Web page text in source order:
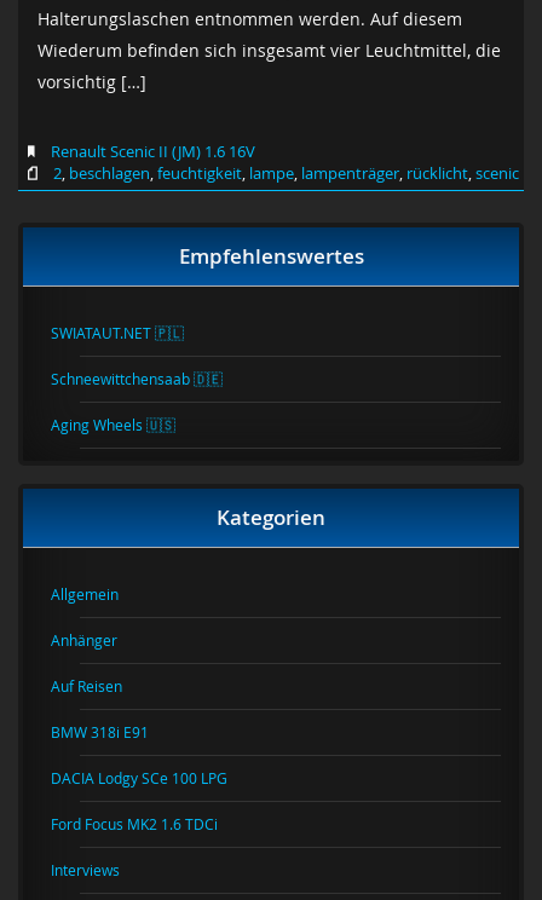
Halterungslaschen entnommen werden. Auf diesem
Wiederum befinden sich insgesamt vier Leuchtmittel, die
vorsichtig […]
Renault Scenic II (JM) 1.6 16V
2, beschlagen,feuchtigkeit, lampe, lampenträger, rücklicht,scenic
Empfehlenswertes
SWIATAUT.NET 🇵🇱
Schneewittchensaab 🇩🇪
Aging Wheels 🇺🇸
Kategorien
Allgemein
Anhänger
Auf Reisen
BMW 318i E91
DACIA Lodgy SCe 100 LPG
Ford Focus MK2 1.6 TDCi
Interviews